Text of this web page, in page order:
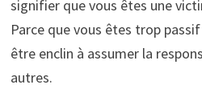
signifier que vous êtes une
Parce que vous êtes trop
être enclin à assumer la
autres.